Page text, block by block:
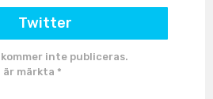
Twitter
inte publiceras.
märkta *